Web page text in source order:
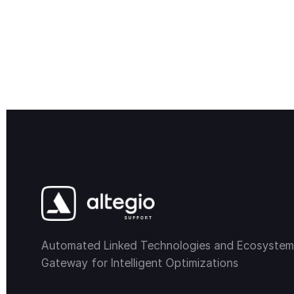
Automated Linked Technologies and Ecosystem
Gateway for Intelligent Optimizations